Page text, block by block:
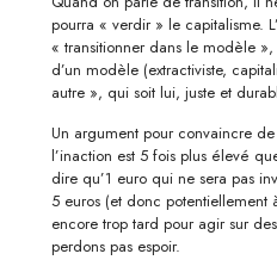
pourra « verdir » le capitalisme.
« transitionner dans le modèle
d’un modèle (extractiviste,
autre », qui soit lui, juste et
Un argument pour convaincre
l’inaction est 5 fois plus élevé
dire qu’1 euro qui ne sera pas
5 euros (et donc potentiellement
encore trop tard pour agir sur
perdons pas espoir.